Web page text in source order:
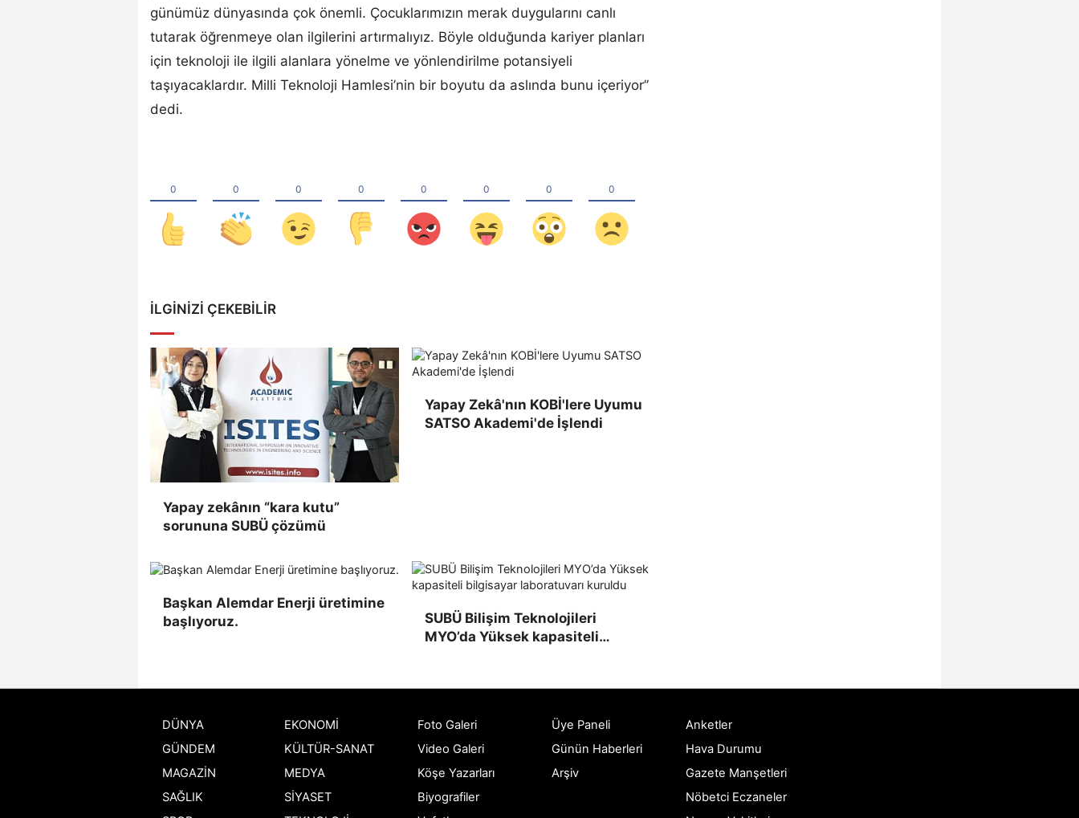
günümüz dünyasında çok önemli. Çocuklarımızın merak duygularını canlı
tutarak öğrenmeye olan ilgilerini artırmalıyız. Böyle olduğunda kariyer planları
için teknoloji ile ilgili alanlara yönelme ve yönlendirilme potansiyeli
taşıyacaklardır. Milli Teknoloji Hamlesi’nin bir boyutu da aslında bunu içeriyor”
dedi.
İLGINIZI ÇEKEBILIR
Yapay zekânın “kara kutu”
sorununa SUBÜ çözümü
Yapay Zekâ'nın KOBİ'lere Uyumu
SATSO Akademi'de İşlendi
Başkan Alemdar Enerji üretimine
başlıyoruz.
SUBÜ Bilişim Teknolojileri
MYO’da Yüksek kapasiteli
DÜNYA
EKONOMİ
GÜNDEM
KÜLTÜR-SANAT
MAGAZİN
MEDYA
SAĞLIK
SİYASET
Foto Galeri
Video Galeri
Köşe Yazarları
Biyografiler
Üye Paneli
Günün Haberleri
Arşiv
Anketler
Hava Durumu
Gazete Manşetleri
Nöbetci Eczaneler